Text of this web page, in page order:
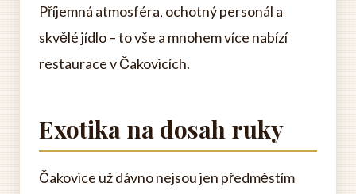
Příjemná atmosféra, ochotný personál a
skvělé jídlo – to vše a mnohem více nabízí
restaurace v Čakovicích.
Exotika na dosah ruky
Čakovice už dávno nejsou jen předměstím